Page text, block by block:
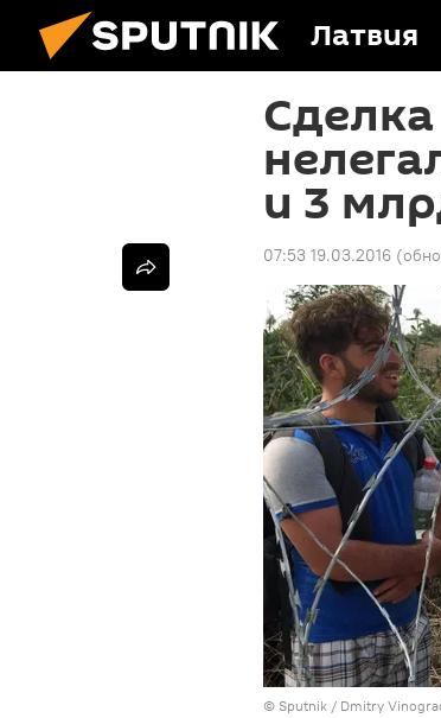
Латвия
и 3
07:53 19.03.2016
© Sputnik / Dmitry